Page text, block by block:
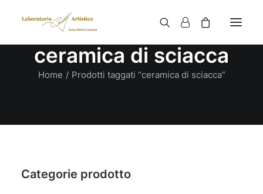
ceramica di sciacca
Home Prodotti taggati “ceramica di sciacca”
Categorie prodotto